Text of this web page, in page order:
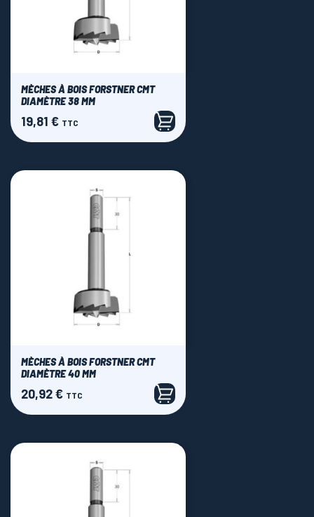
MÈCHES À BOIS FORSTNER CMT
DIAMÈTRE 38 MM
Prix
19,81 € TTC
MÈCHES À BOIS FORSTNER CMT
DIAMÈTRE 40 MM
Prix
20,92 € TTC